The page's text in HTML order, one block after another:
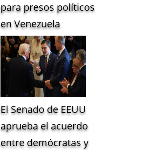
para presos políticos
en Venezuela
El Senado de EEUU
aprueba el acuerdo
entre demócratas y